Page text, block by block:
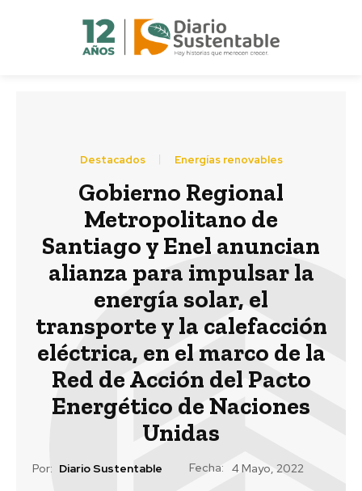
Destacados Energías renovables
Gobierno Regional
Metropolitano de
Santiago y Enel anuncian
alianza para impulsar la
energía solar, el
transporte y la calefacción
eléctrica, en el marco de la
Red de Acción del Pacto
Energético de Naciones
Unidas
Por: Diario Sustentable Fecha: 4 Mayo, 2022